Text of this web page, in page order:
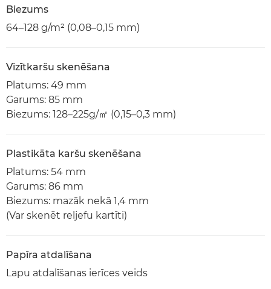
Biezums
64–128 g/m² (0,08–0,15 mm)
Vizītkaršu skenēšana
Platums: 49 mm
Garums: 85 mm
Biezums: 128–225g/㎡ (0,15–0,3 mm)
Plastikāta karšu skenēšana
Platums: 54 mm
Garums: 86 mm
Biezums: mazāk nekā 1,4 mm
(Var skenēt reljefu kartīti)
Papīra atdalīšana
Lapu atdalīšanas ierīces veids